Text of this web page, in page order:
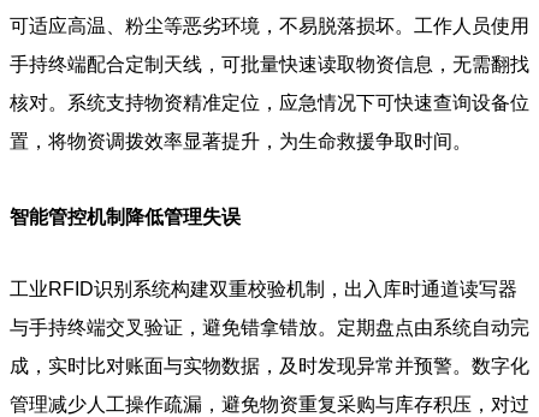
可适应高温、粉尘等恶劣环境，不易脱落损坏。工作人员使用
手持终端配合定制天线，可批量快速读取物资信息，无需翻找
核对。系统支持物资精准定位，应急情况下可快速查询设备位
置，将物资调拨效率显著提升，为生命救援争取时间。
智能管控机制降低管理失误
工业RFID识别系统构建双重校验机制，出入库时通道读写器
与手持终端交叉验证，避免错拿错放。定期盘点由系统自动完
成，实时比对账面与实物数据，及时发现异常并预警。数字化
管理减少人工操作疏漏，避免物资重复采购与库存积压，对过